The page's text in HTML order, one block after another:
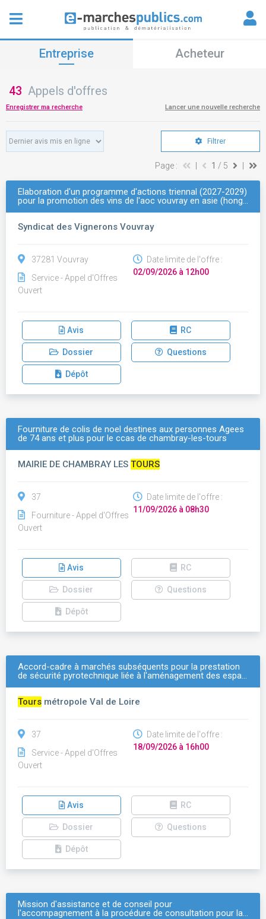
Entreprise Acheteur
43 Appels d'offres
Enregistrer ma recherche Lancer une nouvelle recherche
Filtrer
Page : 1 / 5
Élaboration d'un programme d'actions triennal (2027-2029)
pour la promotion des vins de l'aoc vouvray en asie (hong…
Syndicat des Vignerons Vouvray
37281 Vouvray
Service - Appel d'Offres
Ouvert
Date limite de l'offre :
02/09/2026 à 12h00
Avis RC
Dossier Questions
Dépôt
Fourniture de colis de noel destines aux personnes Ägees
de 74 ans et plus pour le ccas de chambray-les-tours
MAIRIE DE CHAMBRAY LES TOURS
37
Fourniture - Appel d'Offres
Ouvert
Date limite de l'offre :
11/09/2026 à 08h30
Avis RC
Dossier Questions
Dépôt
Accord-cadre à marchés subséquents pour la prestation
de sécurité pyrotechnique liée à l'aménagement des espa…
Tours métropole Val de Loire
37
Service - Appel d'Offres
Ouvert
Date limite de l'offre :
18/09/2026 à 16h00
Avis RC
Dossier Questions
Dépôt
Mission d'assistance et de conseil pour
l'accompagnement à la procédure de consultation pour la…